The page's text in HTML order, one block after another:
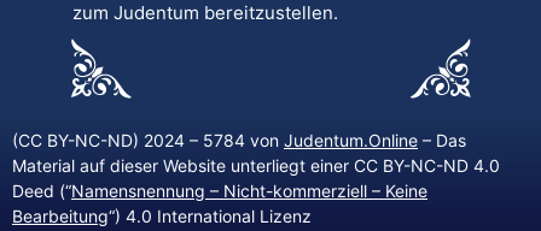
zum Judentum bereitzustellen.
(CC BY-NC-ND) 2024 – 5784 von Judentum.Online – Das
Material auf dieser Website unterliegt einer CC BY-NC-ND 4.0
Deed (“Namensnennung – Nicht-kommerziell – Keine
Bearbeitung“) 4.0 International Lizenz